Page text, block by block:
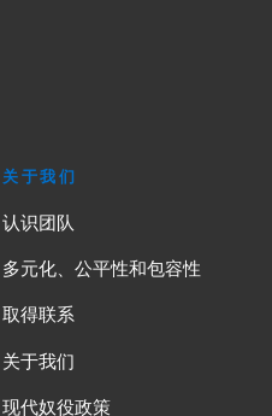
关于我们
认识团队
多元化、公平性和包容性
取得联系
关于我们
现代奴役政策